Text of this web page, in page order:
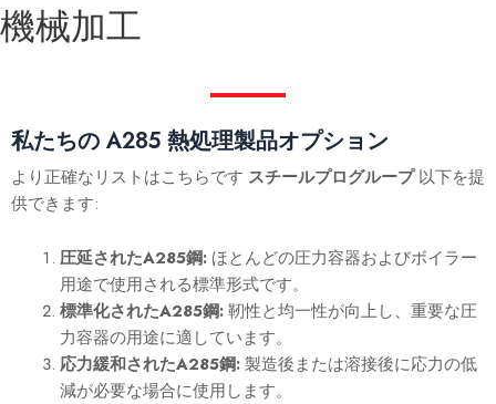
機械加工
私たちの A285 熱処理製品オプション
より正確なリストはこちらです スチールプログループ以下を提
供できます:
圧延されたA285鋼:ほとんどの圧力容器およびボイラー
用途で使用される標準形式です。
標準化されたA285鋼:靭性と均一性が向上し、重要な圧
力容器の用途に適しています。
応力緩和されたA285鋼:製造後または溶接後に応力の低
減が必要な場合に使用します。